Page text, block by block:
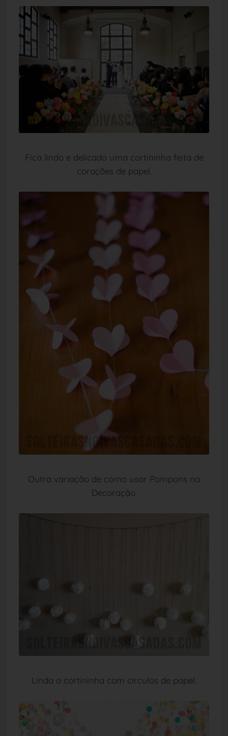
Fica lindo e delicado uma cortininha feita de
corações de papel.
Outra variação de como usar Pompons na
Decoração.
Linda a cortininha com círculos de papel.